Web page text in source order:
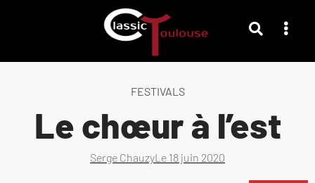
FESTIVALS
Le chœur à l’est
Serge ChauzyLe 18 juin 2020